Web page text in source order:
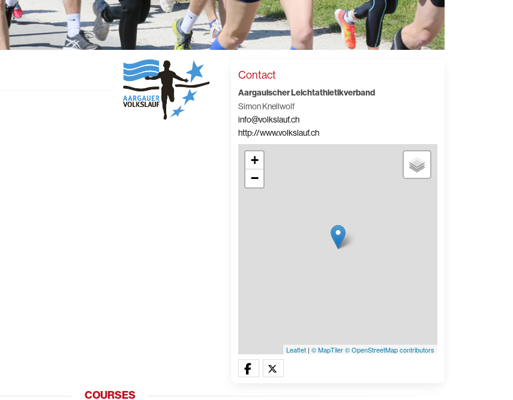
Contact
Aargauischer Leichtathletikverband
Simon Knellwolf
info@volkslauf.ch
http://www.volkslauf.ch
+
−
Leaflet | © MapTiler© OpenStreetMap contributors
COURSES